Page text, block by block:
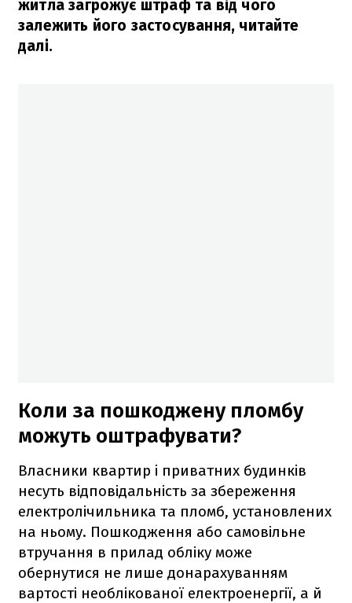
житла загрожує штраф та від чого
залежить його застосування, читайте
далі.
Коли за пошкоджену пломбу
можуть оштрафувати?
Власники квартир і приватних будинків
несуть відповідальність за збереження
електролічильника та пломб, установлених
на ньому. Пошкодження або самовільне
втручання в прилад обліку може
обернутися не лише донарахуванням
вартості необлікованої електроенергії, а й